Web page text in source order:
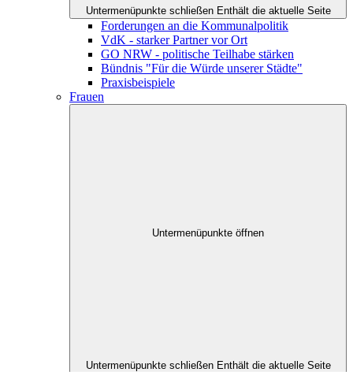
Untermenüpunkte schließen Enthält die aktuelle Seite
Forderungen an die Kommunalpolitik
VdK - starker Partner vor Ort
GO NRW - politische Teilhabe stärken
Bündnis "Für die Würde unserer Städte"
Praxisbeispiele
Frauen
Untermenüpunkte öffnen
Untermenüpunkte schließen Enthält die aktuelle Seite